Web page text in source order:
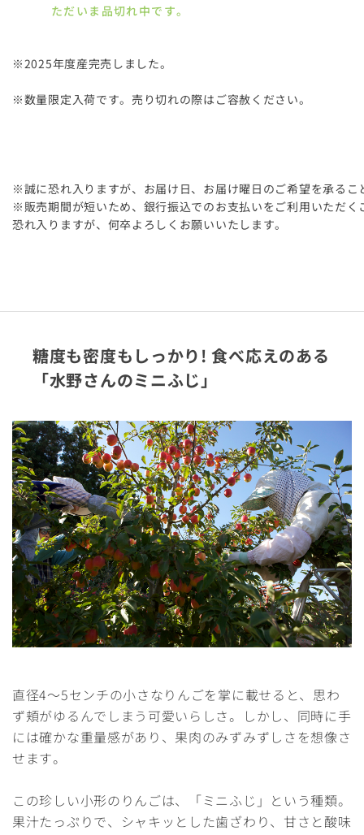
ただいま品切れ中です。
※2025年度産完売しました。
※数量限定入荷です。売り切れの際はご容赦ください。
※誠に恐れ入りますが、お届け日、お届け曜日のご希望を承るこ
※販売期間が短いため、銀行振込でのお支払いをご利用いただく
恐れ入りますが、何卒よろしくお願いいたします。
糖度も密度もしっかり! 食べ応えのある
「水野さんのミニふじ」
直径4～5センチの小さなりんごを掌に載せると、思わ
ず頬がゆるんでしまう可愛いらしさ。しかし、同時に手
には確かな重量感があり、果肉のみずみずしさを想像さ
せます。
この珍しい小形のりんごは、「ミニふじ」という種類。
果汁たっぷりで、シャキッとした歯ざわり、甘さと酸味